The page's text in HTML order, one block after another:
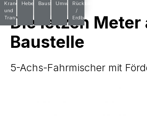
Krane
und
Transporte
Hebebühnen
BaustoffeUmwelttechnik
Rückbau
/
Erdbau
Die letzen Meter
Baustelle
5-Achs-Fahrmischer mit